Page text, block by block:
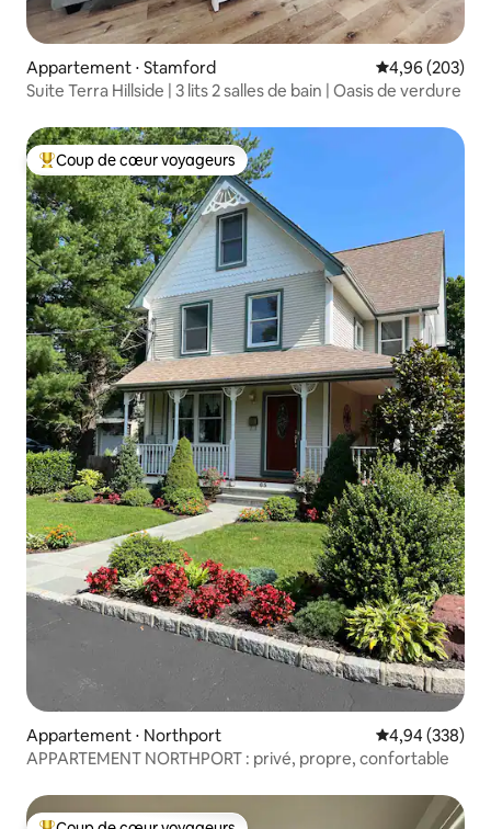
Appartement ⋅ Stamford Évaluation
4,96 (203)
Suite Terra Hillside | 3 lits 2 salles de bain | Oasis de verdure
Coups de cœur voyageurs les plus appréciés
Coup de cœur voyageurs
Appartement ⋅ Northport Évaluation
4,94 (338)
APPARTEMENT NORTHPORT : privé, propre, confortable